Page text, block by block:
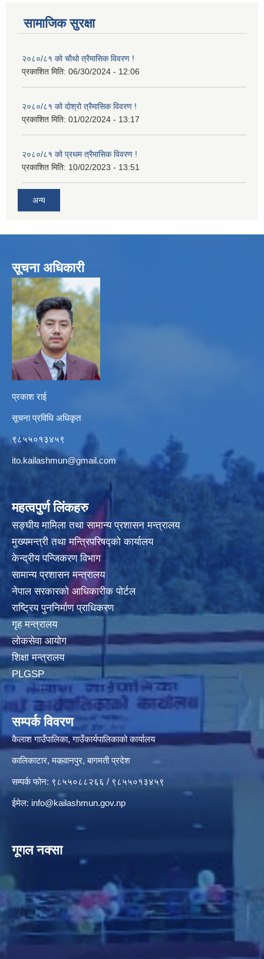
सामाजिक सुरक्षा
२०८०/८१ को चौथो त्रैमासिक विवरण !
प्रकाशित मिति: 06/30/2024 - 12:06
२०८०/८१ को दोश्रो त्रैमासिक विवरण !
प्रकाशित मिति: 01/02/2024 - 13:17
२०८०/८१ को प्रथम त्रैमासिक विवरण !
प्रकाशित मिति: 10/02/2023 - 13:51
अन्य
सूचना अधिकारी
प्रकाश राई
सूचना प्रविधि अधिकृत
९८५५०१३४५९
ito.kailashmun@gmail.com
महत्वपुर्ण लिंकहरु
सङ्घीय मामिला तथा सामान्य प्रशासन मन्त्रालय
मुख्यमन्त्री तथा मन्त्रिपरिषद्‍को कार्यालय
केन्द्रीय पन्जिकरण विभाग
सामान्य प्रशासन मन्त्रालय
नेपाल सरकारको आधिकारीक पोर्टल
राष्ट्रिय पुननिर्माण प्राधिकरण
गृह मन्त्रालय
लोकसेवा आयोग
शिक्षा मन्त्रालय
PLGSP
सम्पर्क विवरण
कैलाश गाउँपालिका, गाउँकार्यपालिकाको कार्यालय
कालिकाटार, मकवानपुर, बागमती प्रदेश
सम्पर्क फोन: ९८५५०८८२६६ / ९८५५०१३४५९
ईमेल: info@kailashmun.gov.np
गूगल नक्सा